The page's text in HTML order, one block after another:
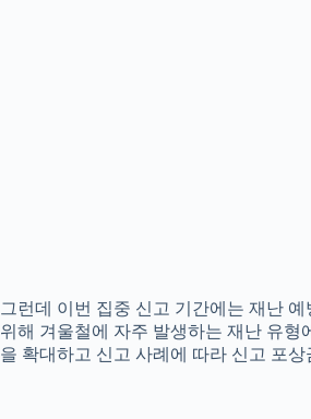
그런데 이번 집중 신고 기간에는 재난 예
위해 겨울철에 자주 발생하는 재난 유형
을 확대하고 신고 사례에 따라 신고 포